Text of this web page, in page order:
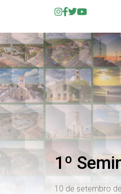
1º
10 de setembro